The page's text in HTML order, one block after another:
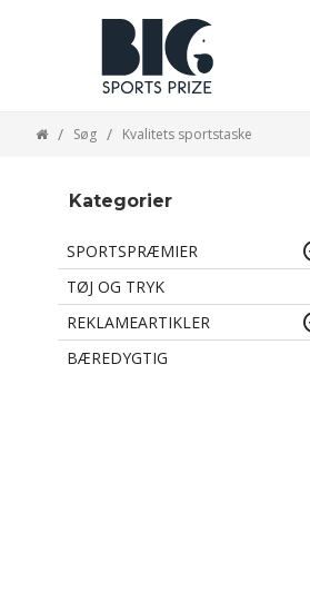
Søg Kvalitets sportstaske
Kategorier
SPORTSPRÆMIER
TØJ OG TRYK
REKLAMEARTIKLER
BÆREDYGTIG